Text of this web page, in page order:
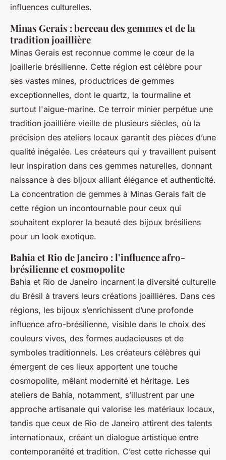
influences culturelles.
Minas Gerais : berceau des gemmes et de la
tradition joaillière
Minas Gerais est reconnue comme le cœur de la
joaillerie brésilienne. Cette région est célèbre pour
ses vastes mines, productrices de gemmes
exceptionnelles, dont le quartz, la tourmaline et
surtout l'aigue-marine. Ce terroir minier perpétue une
tradition joaillière vieille de plusieurs siècles, où la
précision des ateliers locaux garantit des pièces d’une
qualité inégalée. Les créateurs qui y travaillent puisent
leur inspiration dans ces gemmes naturelles, donnant
naissance à des bijoux alliant élégance et authenticité.
La concentration de gemmes à Minas Gerais fait de
cette région un incontournable pour ceux qui
souhaitent explorer la beauté des bijoux brésiliens
pour un look exotique.
Bahia et Rio de Janeiro : l’influence afro-
brésilienne et cosmopolite
Bahia et Rio de Janeiro incarnent la diversité culturelle
du Brésil à travers leurs créations joaillières. Dans ces
régions, les bijoux s’enrichissent d’une profonde
influence afro-brésilienne, visible dans le choix des
couleurs vives, des formes audacieuses et de
symboles traditionnels. Les créateurs célèbres qui
émergent de ces lieux apportent une touche
cosmopolite, mêlant modernité et héritage. Les
ateliers de Bahia, notamment, s’illustrent par une
approche artisanale qui valorise les matériaux locaux,
tandis que ceux de Rio de Janeiro attirent des talents
internationaux, créant un dialogue artistique entre
contemporanéité et tradition. C’est cette richesse qui